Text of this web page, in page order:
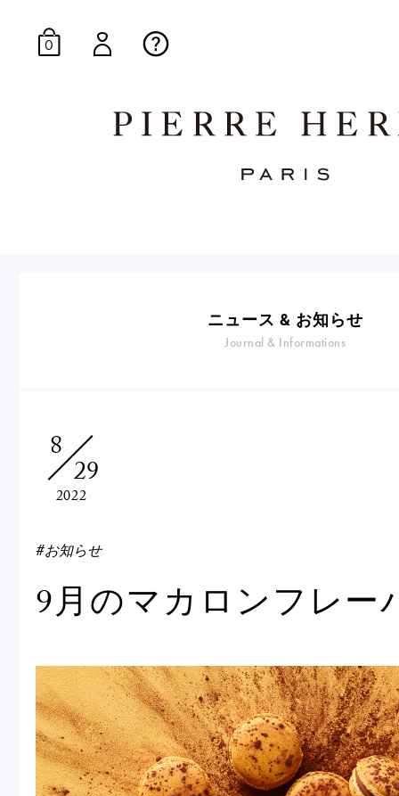
焼き菓子
voyage
紅茶
Thés
贈
0
ニュース & お知らせ
Journal & Informations
8
29
2022
#お知らせ
9月のマカロンフレー